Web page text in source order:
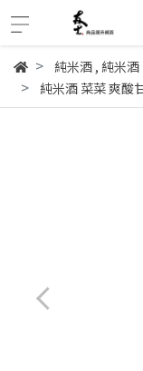
純米酒, 純米
純米酒 菜菜 爽酸